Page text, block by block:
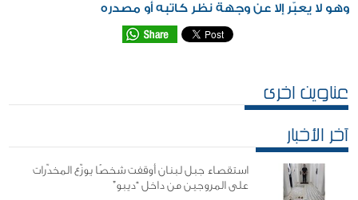
وهو لا يعبّر إلا عن وجهة نظر كاتبه أو مصدره
عناوين اخرى
آخر الأخبار
استقصاء جبل لبنان أوقفت شخصًا يوزّع المخدّرات
على المروجين من داخل “ديبو”